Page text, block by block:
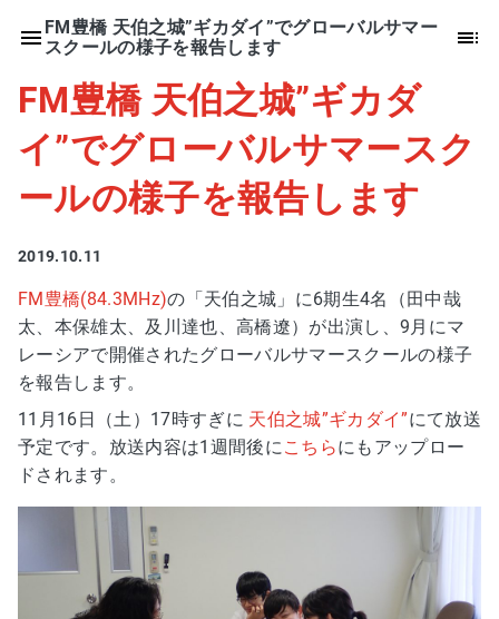
FM豊橋 天伯之城”ギカダイ”でグローバルサマー
スクールの様子を報告します
FM豊橋 天伯之城”ギカダ
イ”でグローバルサマースク
ールの様子を報告します
2019.10.11
FM豊橋(84.3MHz)の「天伯之城」に6期生4名（田中哉
太、本保雄太、及川達也、高橋遼）が出演し、9月にマ
レーシアで開催されたグローバルサマースクールの様子
を報告します。
11月16日（土）17時すぎに 天伯之城”ギカダイ”にて放送
予定です。放送内容は1週間後にこちらにもアップロー
ドされます。